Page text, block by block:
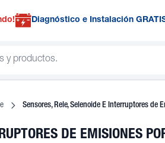
Diagnóstico e Instalación
Sensores, Rele, Selenoide E Interruptores de
DE EMISIONES